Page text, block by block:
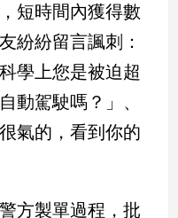
短時間內獲得數
紛紛留言諷刺：
學上您是被迫超
動駕駛嗎？」、
氣的，看到你的
方製單過程，批